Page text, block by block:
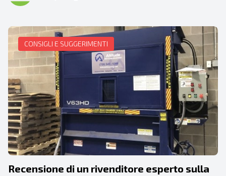
CONSIGLI E SUGGERIMENTI
Recensione di un rivenditore esperto sulla